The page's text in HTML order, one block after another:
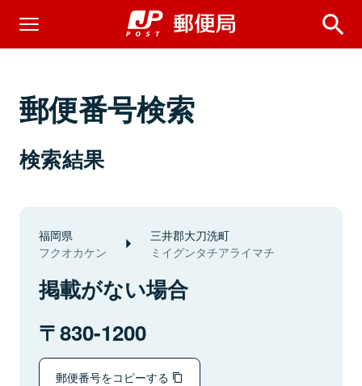
郵便番号検索
検索結果
福岡県
フクオカケン
三井郡大刀洗町
ミイグンタチアライマチ
掲載がない場合
830-1200
郵便番号をコピーする